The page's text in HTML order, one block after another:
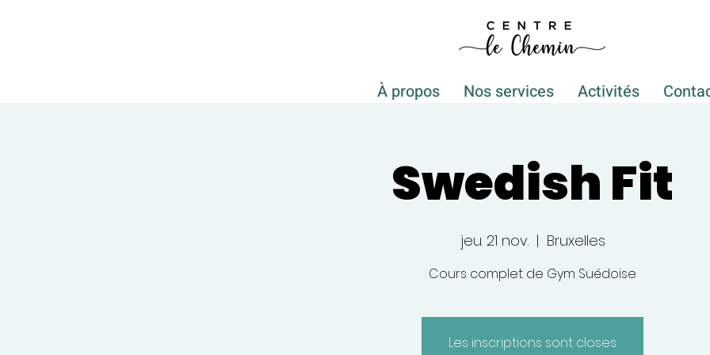
À propos Nos services Activités
Swedish Fit
jeu. 21 nov.
  |
Bruxelles
Cours complet de Gym Suédoise
Les inscriptions sont closes